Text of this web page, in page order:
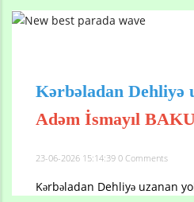
Kərbəladan Dehliyə
Adəm İsmayıl
23-06-2026 15:14:39 0 Comments
Kərbəladan Dehliyə uzanan